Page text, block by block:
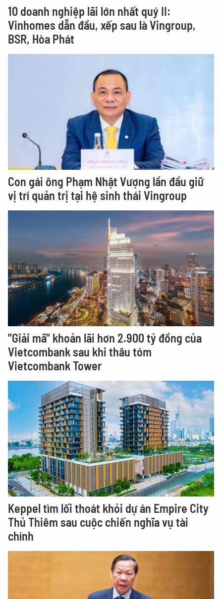
10 doanh nghiệp lãi lớn nhất quý II:
Vinhomes dẫn đầu, xếp sau là Vingroup,
BSR, Hòa Phát
Con gái ông Phạm Nhật Vượng lần đầu giữ
vị trí quản trị tại hệ sinh thái Vingroup
"Giải mã" khoản lãi hơn 2.900 tỷ đồng của
Vietcombank sau khi thâu tóm
Vietcombank Tower
Keppel tìm lối thoát khỏi dự án Empire City
Thủ Thiêm sau cuộc chiến nghĩa vụ tài
chính